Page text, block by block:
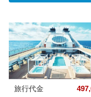
旅行代金